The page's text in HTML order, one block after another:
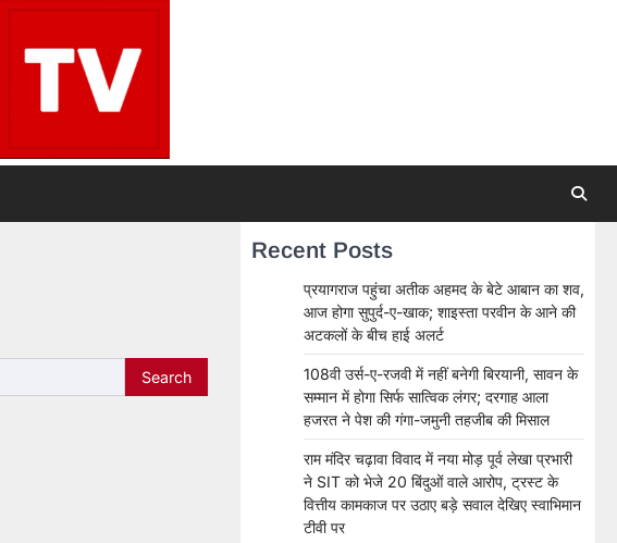
Recent Posts
प्रयागराज पहुंचा अतीक अहमद के बेटे आबान का शव,
आज होगा सुपुर्द-ए-खाक; शाइस्ता परवीन के आने की
अटकलों के बीच हाई अलर्ट
108वी उर्स-ए-रजवी में नहीं बनेगी बिरयानी, सावन के
सम्मान में होगा सिर्फ सात्विक लंगर; दरगाह आला
हजरत ने पेश की गंगा-जमुनी तहजीब की मिसाल
राम मंदिर चढ़ावा विवाद में नया मोड़ पूर्व लेखा प्रभारी
ने SIT को भेजे 20 बिंदुओं वाले आरोप, ट्रस्ट के
वित्तीय कामकाज पर उठाए बड़े सवाल देखिए स्वाभिमान
टीवी पर